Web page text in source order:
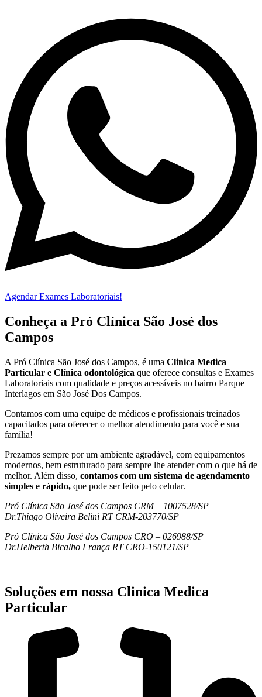
Agendar Exames Laboratoriais!
Conheça a Pró Clínica São José dos
Campos
A Pró Clínica São José dos Campos, é uma Clinica Medica
Particular e Clínica odontológica que oferece consultas e Exames
Laboratoriais com qualidade e preços acessíveis no bairro Parque
Interlagos em São José Dos Campos.
Contamos com uma equipe de médicos e profissionais treinados
capacitados para oferecer o melhor atendimento para você e sua
família!
Prezamos sempre por um ambiente agradável, com equipamentos
modernos, bem estruturado para sempre lhe atender com o que há de
melhor. Além disso, contamos com um sistema de agendamento
simples e rápido, que pode ser feito pelo celular.
Pró Clínica São José dos Campos CRM – 1007528/SP
Dr.Thiago Oliveira Belini RT CRM-203770/SP
Pró Clínica São José dos Campos CRO – 026988/SP
Dr.Helberth Bicalho França RT CRO-150121/SP
Soluções em nossa Clinica Medica
Particular